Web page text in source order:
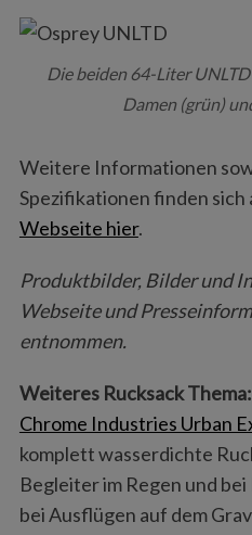
Die beiden 64-Liter
Damen (grün)
Weitere Informationen
Spezifikationen finden sich
Webseite hier.
Produktbilder, Bilder und
Webseite und
entnommen.
Weiteres Rucksack Thema:
Chrome Industries Urban
komplett wasserdichte
Begleiter im Regen und
bei Ausflügen auf dem